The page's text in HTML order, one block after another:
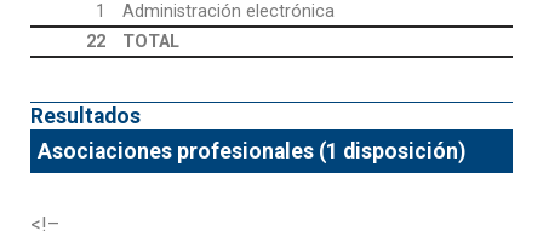
1
Administración electrónica
22
TOTAL
Resultados
Asociaciones profesionales (1 disposición)
<!–